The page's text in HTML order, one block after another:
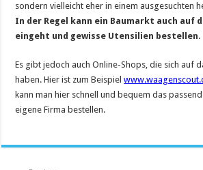
sondern vielleicht eher in einem ausgesuchten
In der Regel kann ein Baumarkt auch auf
eingeht und gewisse Utensilien bestellen.
Es gibt jedoch auch Online-Shops, die sich auf
haben. Hier ist zum Beispiel
kann man hier schnell und bequem das
eigene Firma bestellen.